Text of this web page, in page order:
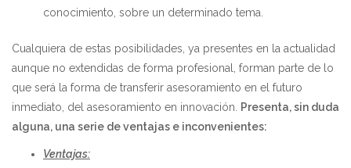
conocimiento, sobre un determinado tema.
Cualquiera de estas posibilidades, ya presentes en la actualidad
aunque no extendidas de forma profesional, forman parte de lo
que será la forma de transferir asesoramiento en el futuro
inmediato, del asesoramiento en innovación.
Presenta, sin duda
alguna, una serie de ventajas e inconvenientes:
Ventajas: